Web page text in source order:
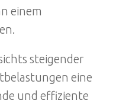
einem
steigender
eine
und effiziente